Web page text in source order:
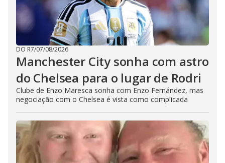
DO R7/07/08/2026
Manchester City sonha com astro
do Chelsea para o lugar de Rodri
Clube de Enzo Maresca sonha com Enzo Fernández, mas
negociação com o Chelsea é vista como complicada